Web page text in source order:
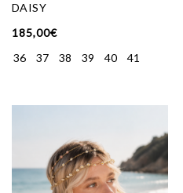
DAISY
185,00€
36
37 38 39 40 41